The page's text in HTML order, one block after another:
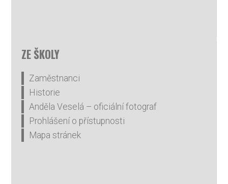
ZE ŠKOLY
Zaměstnanci
Historie
Anděla Veselá – oficiální fotograf
Prohlášení o přístupnosti
Mapa stránek